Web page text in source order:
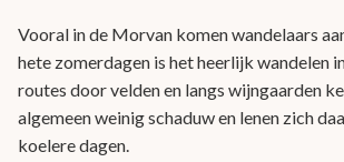
Vooral in de Morvan komen wandelaars
hete zomerdagen is het heerlijk wandelen
routes door velden en langs wijngaarden
algemeen weinig schaduw en lenen zich
koelere dagen.